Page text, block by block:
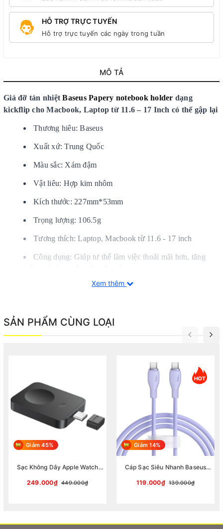
HỖ TRỢ TRỰC TUYẾN
Hỗ trợ trực tuyến các ngày trong tuần
MÔ TẢ
Giá đỡ tản nhiệtBaseus Papery notebook holder dạng
kickflip cho Macbook, Laptop từ 11.6 – 17 Inch có thể gập lại
Thương hiêu: Baseus
Xuất xứ: Trung Quốc
Màu sắc: Xám đậm
Vật liêu: Hợp kim nhôm
Kích thước: 227mm*53mm
Trọng lượng: 106.5g
Tương thích: Laptop, Macbook từ 11.6 - 17 inch
Công dụng: Giúp tư thế làm việc thoải mãi hơn, tăng
hiệu quả tản nhiệt giúp bảo vệ laptop hay macbook
Xem thêm
SẢN PHẨM CÙNG LOẠI
Giảm 45%
Sạc Không Dây Apple Watch
Wireless Charger 2.5W
249.000₫ 449.000₫
Giảm 14%
Cáp Sạc Siêu Nhanh Baseus
100W (Fast Charging Data Cable)
119.000₫ 139.000₫